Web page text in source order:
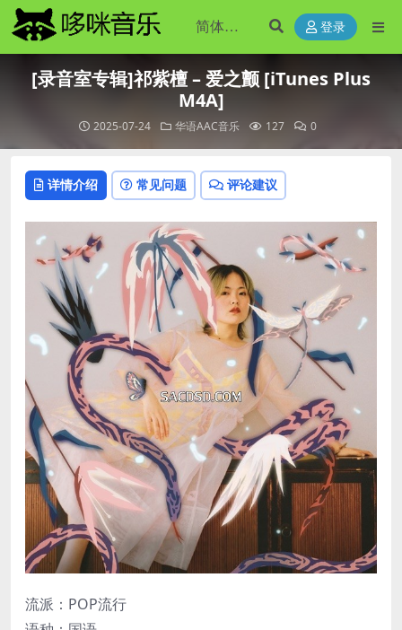
登录
[录音室专辑]祁紫檀 – 爱之颤 [iTunes Plus
M4A]
2025-07-24 华语AAC音乐 127 0
详情介绍 常见问题 评论建议
流派：POP流行